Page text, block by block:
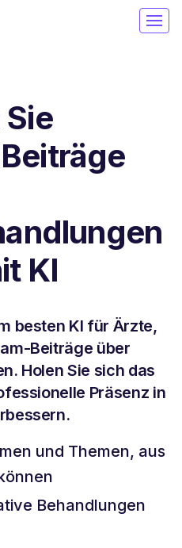
KI
besten KI für Ärzte,
Beiträge über
Holen Sie sich das
Präsenz in
und Themen, aus
Behandlungen